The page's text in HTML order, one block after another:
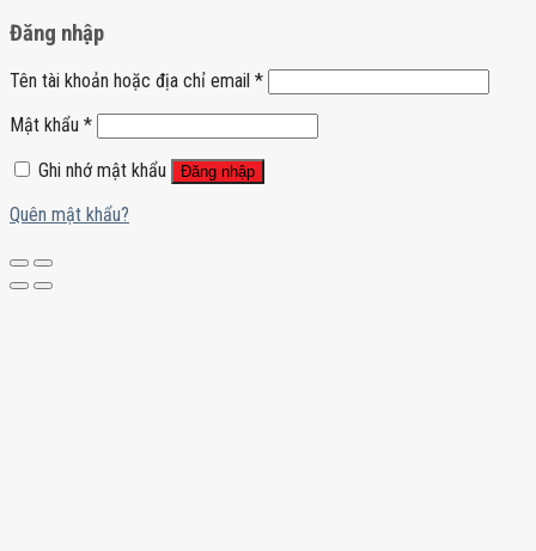
Đăng nhập
Tên tài khoản hoặc địa chỉ email *
Mật khẩu *
Ghi nhớ mật khẩu
Đăng nhập
Quên mật khẩu?